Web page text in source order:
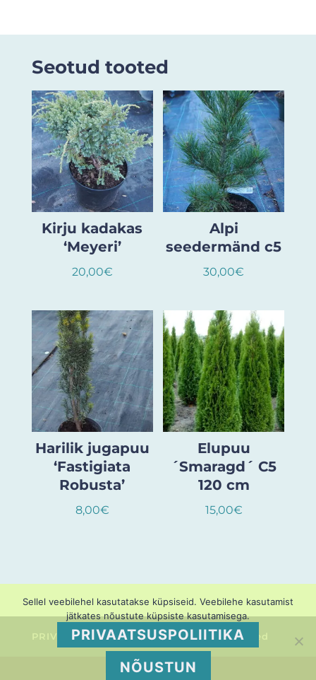
Seotud tooted
Kirju kadakas
‘Meyeri’
20,00€
Alpi
seedermänd c5
30,00€
Harilik jugapuu
‘Fastigiata
Robusta’
8,00€
Elupuu
´Smaragd´ C5
120 cm
15,00€
PRIVAATSUSPOLIITIKA Müügitingimused
Pruuli Puukool OÜ
Sellel veebilehel kasutatakse küpsiseid. Veebilehe kasutamist
jätkates nõustute küpsiste kasutamisega.
PRIVAATSUSPOLIITIKA
NÕUSTUN